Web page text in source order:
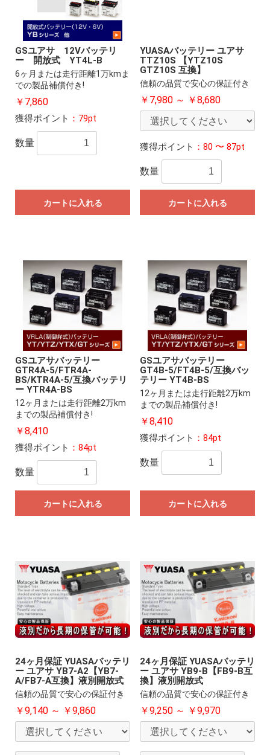
GSユアサ 12Vバッテリ
ー 開放式 YT4L-B
6ヶ月または走行距離1万kmま
での製品補償付き!
￥7,860
獲得ポイント ：79pt
数量
カートに入れる
YUASAバッテリー ユアサ
TTZ10S 【YTZ10S
GTZ10S 互換】
信頼の品質で安心の保証付き
￥7,980 ～ ￥8,680
獲得ポイント ：80 〜 87pt
数量
カートに入れる
GSユアサバッテリー
GTR4A-5/FTR4A-
BS/KTR4A-5/互換バッテリ
ー YTR4A-BS
12ヶ月または走行距離2万km
までの製品補償付き!
￥8,410
獲得ポイント ：84pt
数量
カートに入れる
GSユアサバッテリー
GT4B-5/FT4B-5/互換バッ
テリー YT4B-BS
12ヶ月または走行距離2万km
までの製品補償付き!
￥8,410
獲得ポイント ：84pt
数量
カートに入れる
24ヶ月保証 YUASAバッテリ
ー ユアサ YB7-A2【YB7-
A/FB7-A互換】液別開放式
信頼の品質で安心の保証付き
￥9,140 ～ ￥9,860
24ヶ月保証 YUASAバッテリ
ー ユアサ YB9-B【FB9-B互
換】液別開放式
信頼の品質で安心の保証付き
￥9,250 ～ ￥9,970